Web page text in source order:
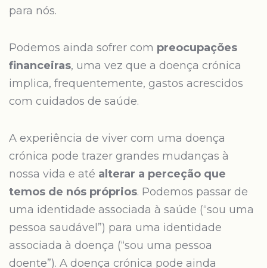
para nós.
Podemos ainda sofrer com preocupações
financeiras, uma vez que a doença crónica
implica, frequentemente, gastos acrescidos
com cuidados de saúde.
A experiência de viver com uma doença
crónica pode trazer grandes mudanças à
nossa vida e até alterar a perceção que
temos de nós próprios. Podemos passar de
uma identidade associada à saúde (“sou uma
pessoa saudável”) para uma identidade
associada à doença (“sou uma pessoa
doente”). A doença crónica pode ainda